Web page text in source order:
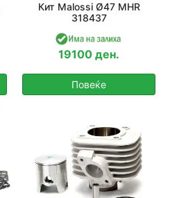
Кит Malossi Ø47 MHR
318437
19100 ден.
Повеќе